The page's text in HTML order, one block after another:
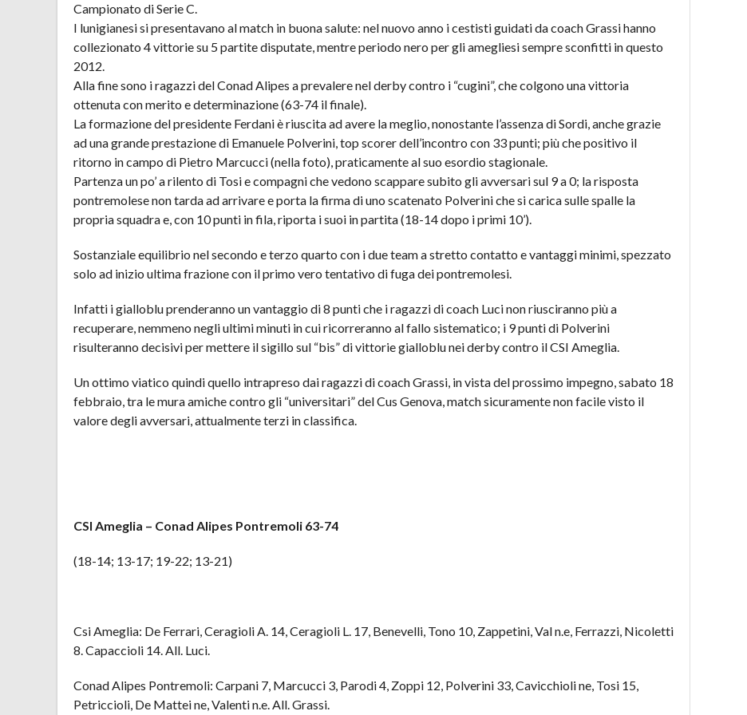
Campionato di Serie C.
I lunigianesi si presentavano al match in buona salute: nel nuovo anno i cestisti guidati da coach Grassi hanno
collezionato 4 vittorie su 5 partite disputate, mentre periodo nero per gli amegliesi sempre sconfitti in questo
2012.
Alla fine sono i ragazzi del Conad Alipes a prevalere nel derby contro i “cugini”, che colgono una vittoria
ottenuta con merito e determinazione (63-74 il finale).
La formazione del presidente Ferdani è riuscita ad avere la meglio, nonostante l’assenza di Sordi, anche grazie
ad una grande prestazione di Emanuele Polverini, top scorer dell’incontro con 33 punti; più che positivo il
ritorno in campo di Pietro Marcucci (nella foto), praticamente al suo esordio stagionale.
Partenza un po’ a rilento di Tosi e compagni che vedono scappare subito gli avversari sul 9 a 0; la risposta
pontremolese non tarda ad arrivare e porta la firma di uno scatenato Polverini che si carica sulle spalle la
propria squadra e, con 10 punti in fila, riporta i suoi in partita (18-14 dopo i primi 10’).
Sostanziale equilibrio nel secondo e terzo quarto con i due team a stretto contatto e vantaggi minimi, spezzato
solo ad inizio ultima frazione con il primo vero tentativo di fuga dei pontremolesi.
Infatti i gialloblu prenderanno un vantaggio di 8 punti che i ragazzi di coach Luci non riusciranno più a
recuperare, nemmeno negli ultimi minuti in cui ricorreranno al fallo sistematico; i 9 punti di Polverini
risulteranno decisivi per mettere il sigillo sul “bis” di vittorie gialloblu nei derby contro il CSI Ameglia.
Un ottimo viatico quindi quello intrapreso dai ragazzi di coach Grassi, in vista del prossimo impegno, sabato 18
febbraio, tra le mura amiche contro gli “universitari” del Cus Genova, match sicuramente non facile visto il
valore degli avversari, attualmente terzi in classifica.
CSI Ameglia – Conad Alipes Pontremoli 63-74
(18-14; 13-17; 19-22; 13-21)
Csi Ameglia: De Ferrari, Ceragioli A. 14, Ceragioli L. 17, Benevelli, Tono 10, Zappetini, Val n.e, Ferrazzi, Nicoletti
8. Capaccioli 14. All. Luci.
Conad Alipes Pontremoli: Carpani 7, Marcucci 3, Parodi 4, Zoppi 12, Polverini 33, Cavicchioli ne, Tosi 15,
Petriccioli, De Mattei ne, Valenti n.e. All. Grassi.